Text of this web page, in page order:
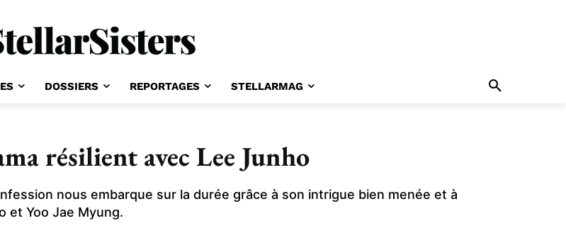
DOSSIERS REPORTAGES STELLARMAG
résilient avec Lee Junho
nous embarque sur la durée grâce à son intrigue bien menée et à
et Yoo Jae Myung.